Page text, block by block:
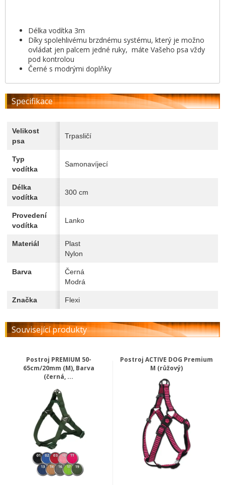
Délka vodítka 3m
Díky spolehlivému brzdnému systému, který je možno
ovládat jen palcem jedné ruky, máte Vašeho psa vždy
pod kontrolou
Černé s modrými doplňky
Specifikace
Velikost
psa
Trpasličí
Typ
vodítka
Samonavíjecí
Délka
vodítka
300 cm
Provedení
vodítka
Lanko
Materiál
Plast
Nylon
Barva
Černá
Modrá
Značka Flexi
Související produkty
Postroj PREMIUM 50-
65cm/20mm (M), Barva
(černá, ...
Postroj ACTIVE DOG Premium
M (růžový)